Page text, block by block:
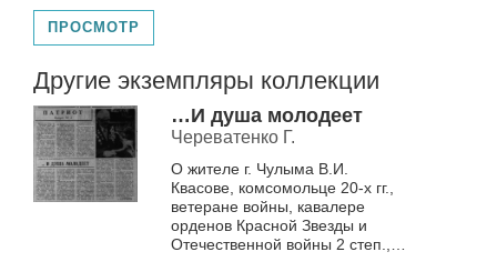
ПРОСМОТР
Другие экземпляры коллекции
…И душа молодеет
Череватенко Г.
О жителе г. Чулыма В.И.
Квасове, комсомольце 20-х гг.,
ветеране войны, кавалере
орденов Красной Звезды и
Отечественной войны 2 степ.,